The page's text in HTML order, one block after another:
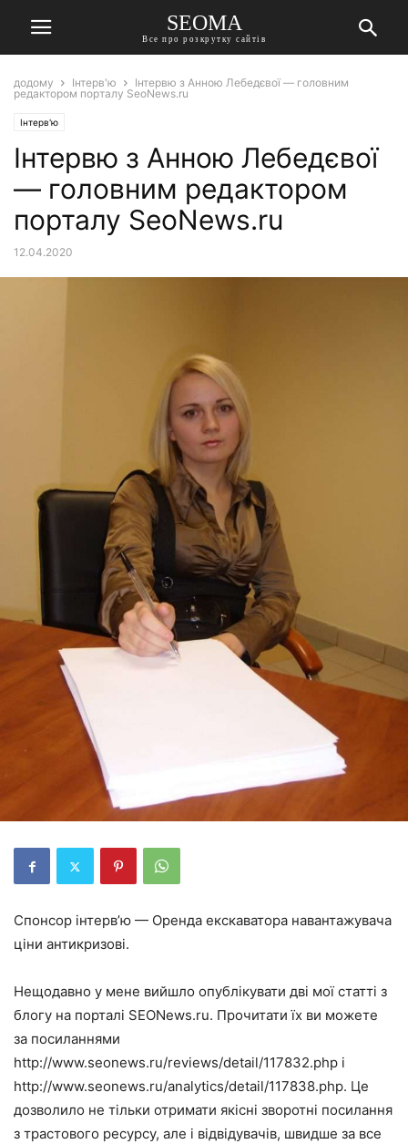
SEOMA
Все про розкрутку сайтів
додому Інтерв'ю
Інтервю з Анною Лебедєвої — головним
редактором порталу SeoNews.ru
Інтерв'ю
Інтервю з Анною Лебедєвої
— головним редактором
порталу SeoNews.ru
12.04.2020
Спонсор інтерв’ю — Оренда екскаватора навантажувача
ціни антикризові.
Нещодавно у мене вийшло опублікувати дві мої статті з
блогу на порталі SEONews.ru. Прочитати їх ви можете
за посиланнями
http://www.seonews.ru/reviews/detail/117832.php і
http://www.seonews.ru/analytics/detail/117838.php. Це
дозволило не тільки отримати якісні зворотні посилання
з трастового ресурсу, але і відвідувачів, швидше за все